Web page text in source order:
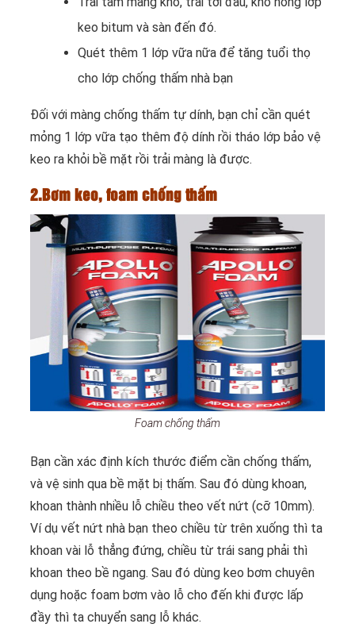
keo bitum và sàn đến đó.
Quét thêm 1 lớp vữa nữa để tăng tuổi thọ
cho lớp chống thấm nhà bạn
Đối với màng chống thấm tự dính, bạn chỉ cần quét
mỏng 1 lớp vữa tạo thêm độ dính rồi tháo lớp bảo vệ
keo ra khỏi bề mặt rồi trải màng là được.
2.Bơm keo, foam chống thấm
Foam chống thấm
Bạn cần xác định kích thước điểm cần chống thấm,
và vệ sinh qua bề mặt bị thấm. Sau đó dùng khoan,
khoan thành nhiều lỗ chiều theo vết nứt (cỡ 10mm).
Ví dụ vết nứt nhà bạn theo chiều từ trên xuống thì ta
khoan vài lỗ thẳng đứng, chiều từ trái sang phải thì
khoan theo bề ngang. Sau đó dùng keo bơm chuyên
dụng hoặc foam bơm vào lỗ cho đến khi được lấp
đầy thì ta chuyển sang lỗ khác.